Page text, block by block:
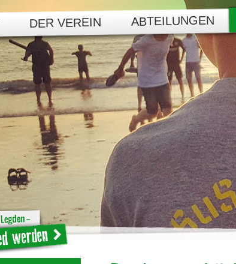
DER VEREIN ABTEILUNGEN